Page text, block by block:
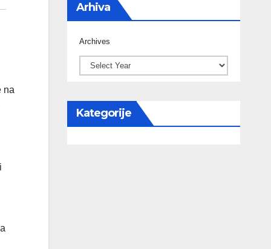
na
Arhiva
Archives
Kategorije